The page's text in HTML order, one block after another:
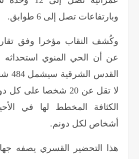
وبارتفاعات تصل إلى 6 طوابق
.
وكُشف النقاب مؤخرا وفق
عن أن الحي المنوي استحداثه
لا تقل عن 20 شخصا على
أشخاص لكل دونم.
هذا التحضير القسري يصفه